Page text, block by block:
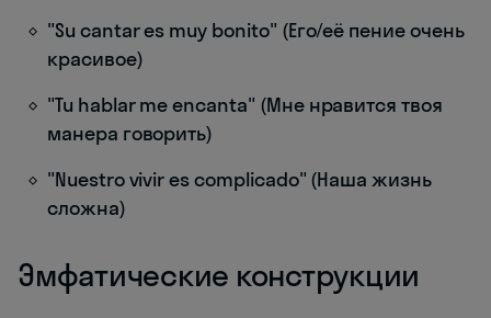
"Su cantar es muy bonito" (Его/её пение очень
красивое)
"Tu hablar me encanta" (Мне нравится твоя
манера говорить)
"Nuestro vivir es complicado" (Наша жизнь
сложна)
Эмфатические конструкции